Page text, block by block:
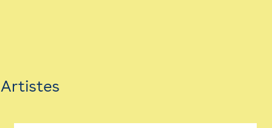
1, av. du Chateau d'eau - 31300 Toulouse
Artistes